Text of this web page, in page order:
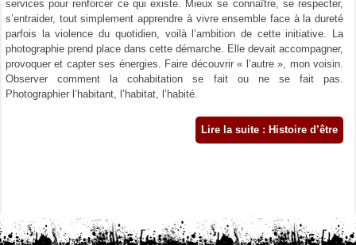
services pour renforcer ce qui existe. Mieux se connaître, se respecter,
s’entraider, tout simplement apprendre à vivre ensemble face à la dureté
parfois la violence du quotidien, voilà l’ambition de cette initiative. La
photographie prend place dans cette démarche. Elle devait accompagner,
provoquer et capter ses énergies. Faire découvrir « l’autre », mon voisin.
Observer comment la cohabitation se fait ou ne se fait pas.
Photographier l’habitant, l’habitat, l’habité.
Lire la suite : Histoire d’être